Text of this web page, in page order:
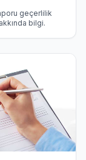
geçerlilik
bilgi.